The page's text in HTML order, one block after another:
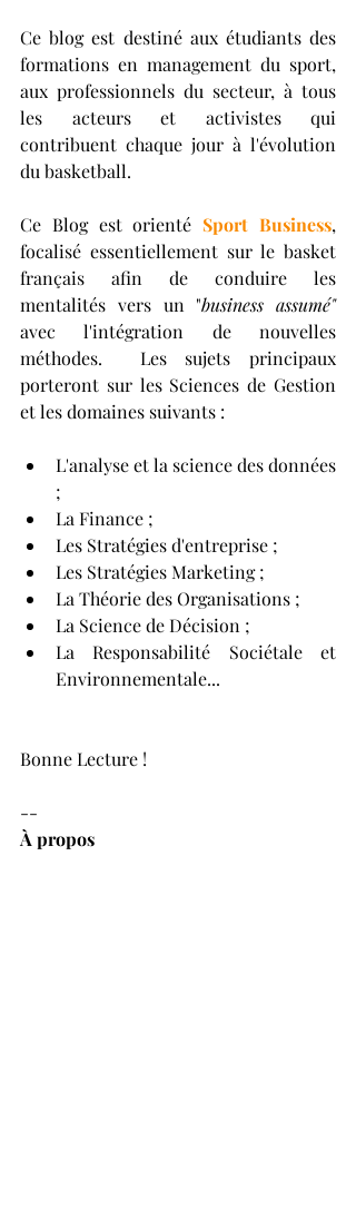
Ce blog est destiné aux étudiants des
formations en management du sport,
aux professionnels du secteur, à tous
les acteurs et activistes qui
contribuent chaque jour à l'évolution
du basketball.
Ce Blog est orienté Sport Business,
focalisé essentiellement sur le basket
français afin de conduire les
mentalités vers un "
business assumé"
avec l'intégration de nouvelles
méthodes.  Les sujets principaux
porteront sur les Sciences de Gestion
et les domaines suivants :
L'analyse et la science des données
;
La Finance ;
Les Stratégies d'entreprise ;
Les Stratégies Marketing ;
La Théorie des Organisations ;
La Science de Décision ;
La Responsabilité Sociétale et
Environnementale...
Bonne Lecture !
--
À propos